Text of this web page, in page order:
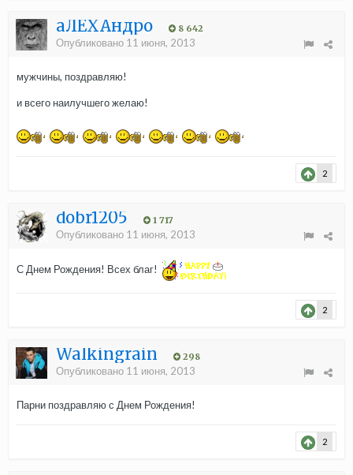
aЛЁХАндро 8 642
Опубликовано 11 июня, 2013
мужчины, поздравляю!
и всего наилучшего желаю!
2
dobr1205 1 717
Опубликовано 11 июня, 2013
С Днем Рождения! Всех благ!
2
Walkingrain 298
Опубликовано 11 июня, 2013
Парни поздравляю с Днем Рождения!
2